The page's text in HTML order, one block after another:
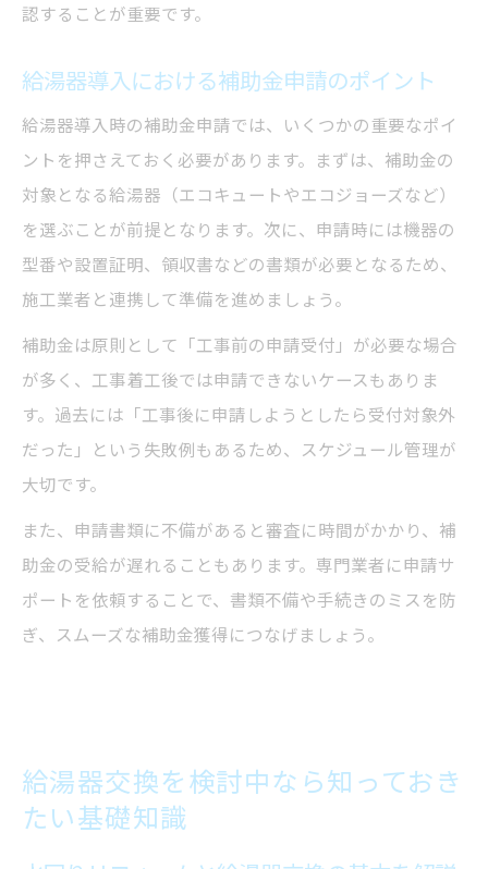
認することが重要です。
給湯器導入における補助金申請のポイント
給湯器導入時の補助金申請では、いくつかの重要なポイ
ントを押さえておく必要があります。まずは、補助金の
対象となる給湯器（エコキュートやエコジョーズなど）
を選ぶことが前提となります。次に、申請時には機器の
型番や設置証明、領収書などの書類が必要となるため、
施工業者と連携して準備を進めましょう。
補助金は原則として「工事前の申請受付」が必要な場合
が多く、工事着工後では申請できないケースもありま
す。過去には「工事後に申請しようとしたら受付対象外
だった」という失敗例もあるため、スケジュール管理が
大切です。
また、申請書類に不備があると審査に時間がかかり、補
助金の受給が遅れることもあります。専門業者に申請サ
ポートを依頼することで、書類不備や手続きのミスを防
ぎ、スムーズな補助金獲得につなげましょう。
給湯器交換を検討中なら知っておき
たい基礎知識